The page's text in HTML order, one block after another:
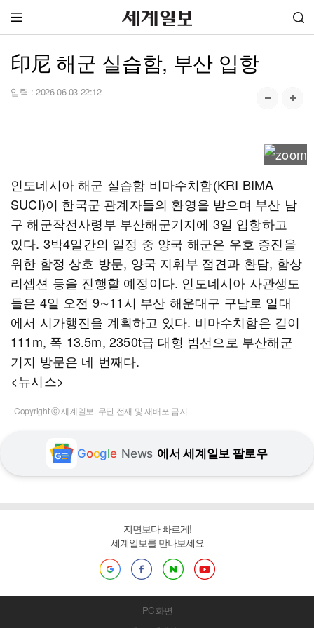
印尼 해군 실습함, 부산 입항
입력 : 2026-06-03 22:12
인도네시아 해군 실습함 비마수치함(KRI BIMA
SUCI)이 한국군 관계자들의 환영을 받으며 부산 남
구 해군작전사령부 부산해군기지에 3일 입항하고
있다. 3박4일간의 일정 중 양국 해군은 우호 증진을
위한 함정 상호 방문, 양국 지휘부 접견과 환담, 함상
리셉션 등을 진행할 예정이다. 인도네시아 사관생도
들은 4일 오전 9∼11시 부산 해운대구 구남로 일대
에서 시가행진을 계획하고 있다. 비마수치함은 길이
111m, 폭 13.5m, 2350t급 대형 범선으로 부산해군
기지 방문은 네 번째다.
<뉴시스>
Copyright ⓒ 세계일보. 무단 전재 및 재배포 금지
Google News 에서 세계일보 팔로우
지면보다 빠르게!
세계일보를 만나보세요
PC 화면